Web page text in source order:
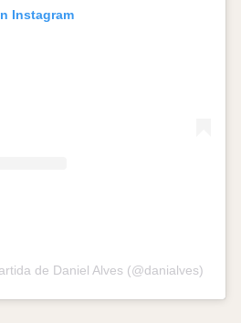
Instagram
de Daniel Alves (@danialves)